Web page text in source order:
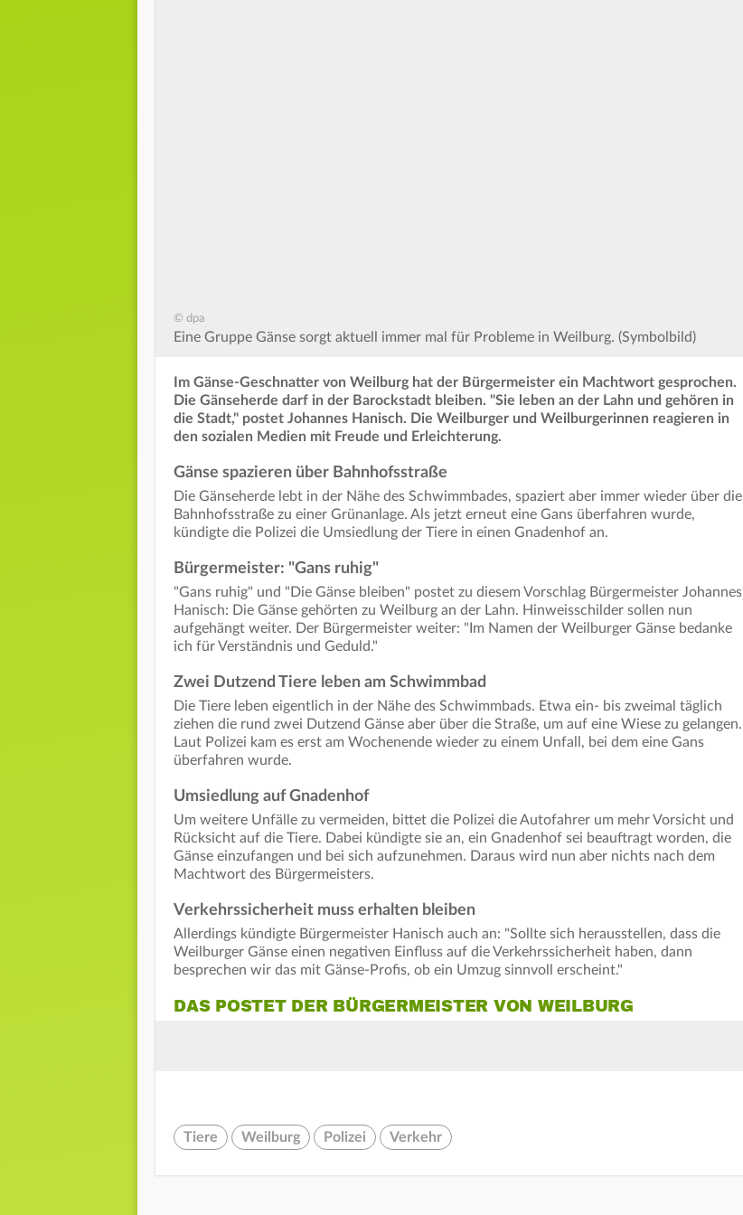
© dpa
Eine Gruppe Gänse sorgt aktuell immer mal für Probleme in Weilburg. (Symbolbild)
Im Gänse-Geschnatter von Weilburg hat der Bürgermeister ein Machtwort gesprochen.
Die Gänseherde darf in der Barockstadt bleiben. "Sie leben an der Lahn und gehören in
die Stadt," postet Johannes Hanisch. Die Weilburger und Weilburgerinnen reagieren in
den sozialen Medien mit Freude und Erleichterung.
Gänse spazieren über Bahnhofsstraße
Die Gänseherde lebt in der Nähe des Schwimmbades, spaziert aber immer wieder über die
Bahnhofsstraße zu einer Grünanlage. Als jetzt erneut eine Gans überfahren wurde,
kündigte die Polizei die Umsiedlung der Tiere in einen Gnadenhof an.
Bürgermeister: "Gans ruhig"
"Gans ruhig" und "Die Gänse bleiben" postet zu diesem Vorschlag Bürgermeister Johannes
Hanisch: Die Gänse gehörten zu Weilburg an der Lahn. Hinweisschilder sollen nun
aufgehängt weiter. Der Bürgermeister weiter: "Im Namen der Weilburger Gänse bedanke
ich für Verständnis und Geduld."
Zwei Dutzend Tiere leben am Schwimmbad
Die Tiere leben eigentlich in der Nähe des Schwimmbads. Etwa ein- bis zweimal täglich
ziehen die rund zwei Dutzend Gänse aber über die Straße, um auf eine Wiese zu gelangen.
Laut Polizei kam es erst am Wochenende wieder zu einem Unfall, bei dem eine Gans
überfahren wurde.
Umsiedlung auf Gnadenhof
Um weitere Unfälle zu vermeiden, bittet die Polizei die Autofahrer um mehr Vorsicht und
Rücksicht auf die Tiere. Dabei kündigte sie an, ein Gnadenhof sei beauftragt worden, die
Gänse einzufangen und bei sich aufzunehmen. Daraus wird nun aber nichts nach dem
Machtwort des Bürgermeisters.
Verkehrssicherheit muss erhalten bleiben
Allerdings kündigte Bürgermeister Hanisch auch an: "Sollte sich herausstellen, dass die
Weilburger Gänse einen negativen Einfluss auf die Verkehrssicherheit haben, dann
besprechen wir das mit Gänse-Profis, ob ein Umzug sinnvoll erscheint."
DAS POSTET DER BÜRGERMEISTER VON WEILBURG
Tiere Weilburg Polizei Verkehr